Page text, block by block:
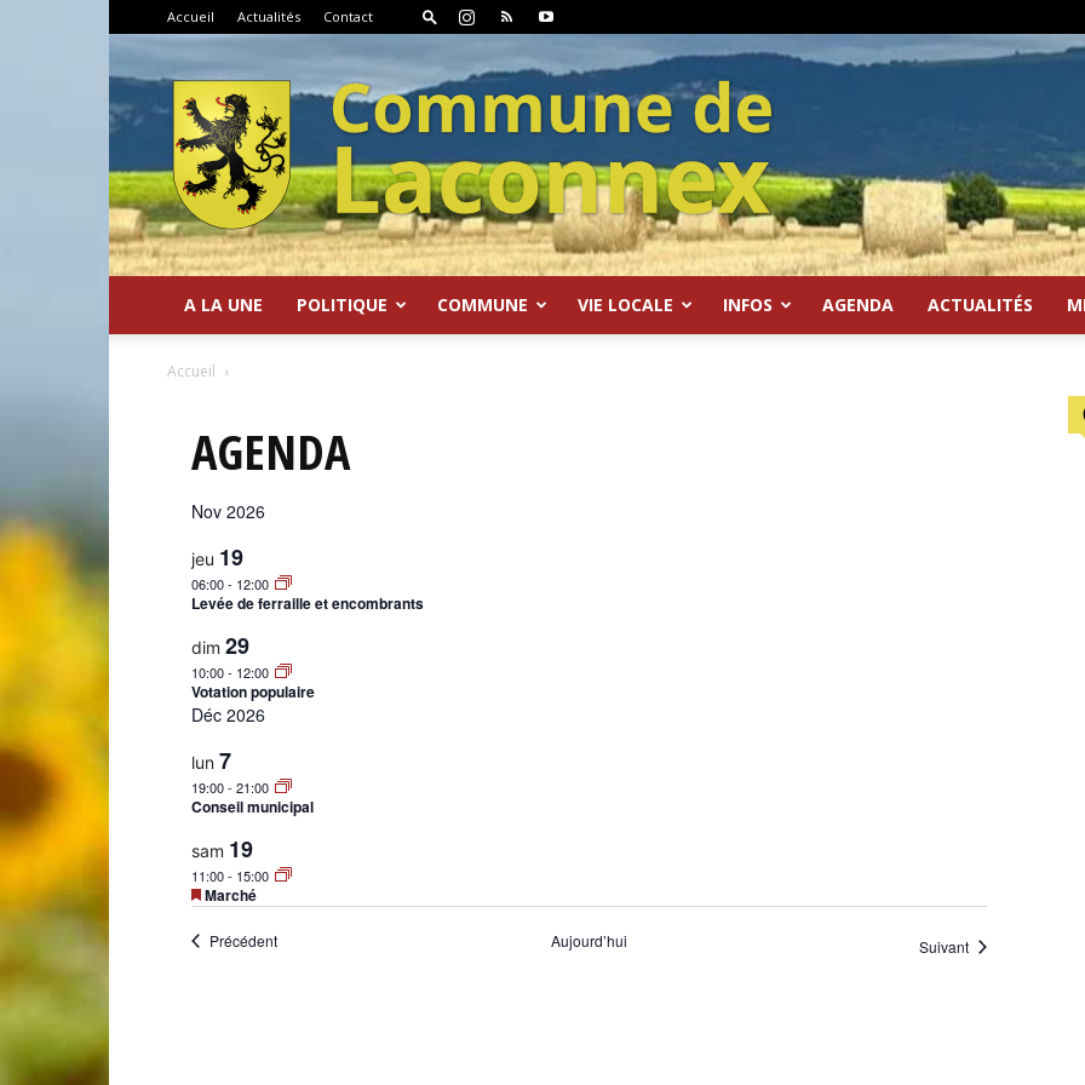
Accueil Actualités Contact
A LA UNE POLITIQUE COMMUNE VIE LOCALE INFOS AGENDA ACTUALITÉS
Accueil
AGENDA
Nov 2026
jeu 19
06:00- 12:00
Levée de ferraille et encombrants
dim 29
10:00- 12:00
Votation populaire
Déc 2026
lun 7
19:00- 21:00
Conseil municipal
sam 19
11:00- 15:00
Mis
en
avant
Marché
PrécédentÉvènements Aujourd’hui SuivantÉvènements